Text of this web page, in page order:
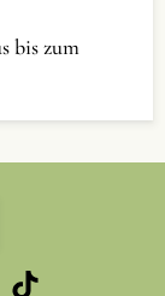
bis zum